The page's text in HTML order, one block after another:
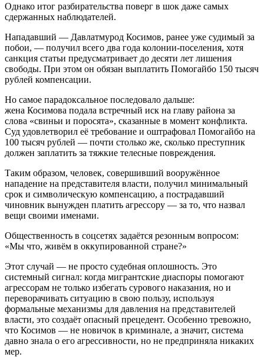
Однако итог разбирательства поверг в шок даже самых
сдержанных наблюдателей.
Нападавший — Давлатмурод Косимов, ранее уже судимый за
побои, — получил всего два года колонии-поселения, хотя
санкция статьи предусматривает до десяти лет лишения
свободы. При этом он обязан выплатить Помогайбо 150 тысяч
рублей компенсации.
Но самое парадоксальное последовало дальше:
жена Косимова подала встречный иск на главу района за
слова «свиньи и поросята», сказанные в момент конфликта.
Суд удовлетворил её требование и оштрафовал Помогайбо на
100 тысяч рублей — почти столько же, сколько преступник
должен заплатить за тяжкие телесные повреждения.
Таким образом, человек, совершивший вооружённое
нападение на представителя власти, получил минимальный
срок и символическую компенсацию, а пострадавший
чиновник вынужден платить агрессору — за то, что назвал
вещи своими именами.
Общественность в соцсетях задаётся резонным вопросом:
«Мы что, живём в оккупированной стране?»
Этот случай — не просто судебная оплошность. Это
системный сигнал: когда мигрантские диаспоры помогают
агрессорам не только избегать сурового наказания, но и
переворачивать ситуацию в свою пользу, используя
формальные механизмы для давления на представителей
власти, это создаёт опасный прецедент. Особенно тревожно,
что Косимов — не новичок в криминале, а значит, система
давно знала о его агрессивности, но не предприняла никаких
мер.